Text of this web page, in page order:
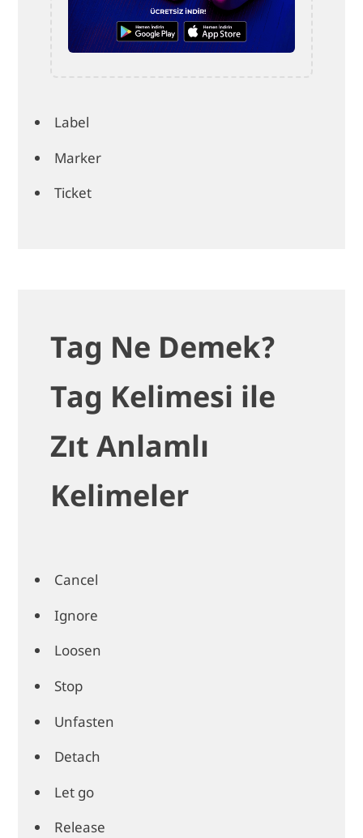
Label
Marker
Ticket
Tag Ne Demek?
Tag Kelimesi ile
Zıt Anlamlı
Kelimeler
Cancel
Ignore
Loosen
Stop
Unfasten
Detach
Let go
Release